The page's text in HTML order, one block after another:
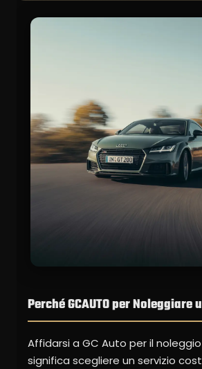
Perché GCAUTO per Noleggiare
Affidarsi a GC Auto per il noleggio
significa scegliere un servizio